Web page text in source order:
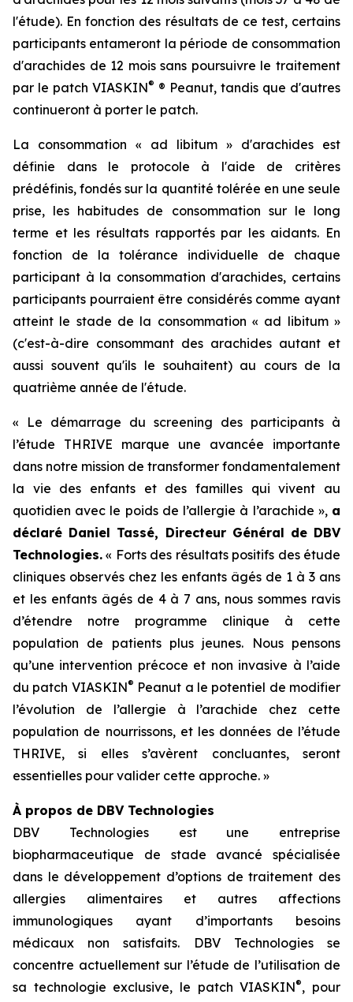
l'étude). En fonction des résultats de ce test, certains
participants entameront la période de consommation
d'arachides de 12 mois sans poursuivre le traitement
par le patch VIASKIN® ® Peanut, tandis que d'autres
continueront à porter le patch.
La consommation « ad libitum » d'arachides est
définie dans le protocole à l'aide de critères
prédéfinis, fondés sur la quantité tolérée en une seule
prise, les habitudes de consommation sur le long
terme et les résultats rapportés par les aidants. En
fonction de la tolérance individuelle de chaque
participant à la consommation d'arachides, certains
participants pourraient être considérés comme ayant
atteint le stade de la consommation « ad libitum »
(c'est-à-dire consommant des arachides autant et
aussi souvent qu'ils le souhaitent) au cours de la
quatrième année de l'étude.
« Le démarrage du screening des participants à
l’étude THRIVE marque une avancée importante
dans notre mission de transformer fondamentalement
la vie des enfants et des familles qui vivent au
quotidien avec le poids de l’allergie à l’arachide », a
déclaré Daniel Tassé, Directeur Général de DBV
Technologies. « Forts des résultats positifs des étude
cliniques observés chez les enfants âgés de 1 à 3 ans
et les enfants âgés de 4 à 7 ans, nous sommes ravis
d’étendre notre programme clinique à cette
population de patients plus jeunes. Nous pensons
qu’une intervention précoce et non invasive à l’aide
du patch VIASKIN® Peanut a le potentiel de modifier
l’évolution de l’allergie à l’arachide chez cette
population de nourrissons, et les données de l’étude
THRIVE, si elles s’avèrent concluantes, seront
essentielles pour valider cette approche. »
À propos de DBV Technologies
DBV Technologies est une entreprise
biopharmaceutique de stade avancé spécialisée
dans le développement d’options de traitement des
allergies alimentaires et autres affections
immunologiques ayant d’importants besoins
médicaux non satisfaits. DBV Technologies se
concentre actuellement sur l’étude de l’utilisation de
sa technologie exclusive, le patch VIASKIN®, pour